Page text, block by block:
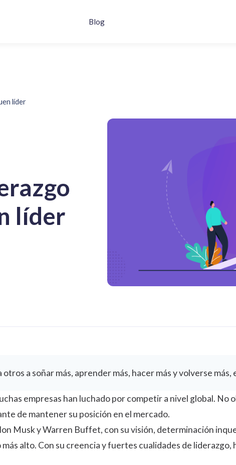
Blog
líder
líder
otros a soñar más, aprender más, hacer más y volverse
empresas han luchado por competir a nivel global.
de mantener su posición en el mercado.
Musk y Warren Buffet, con su visión, determinación
más alto. Con su creencia y fuertes cualidades de